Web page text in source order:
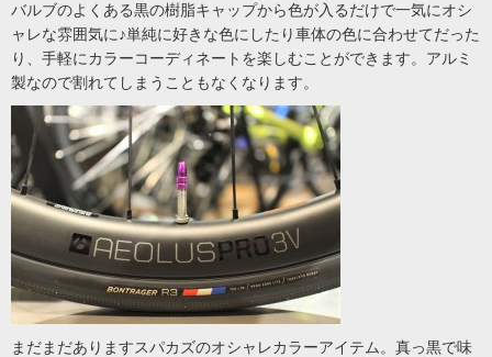
バルブのよくある黒の樹脂キャップから色が入るだけで一気にオシ
ャレな雰囲気に♪単純に好きな色にしたり車体の色に合わせてだった
り、手軽にカラーコーディネートを楽しむことができます。アルミ
製なので割れてしまうこともなくなります。
まだまだありますスパカズのオシャレカラーアイテム。真っ黒で味